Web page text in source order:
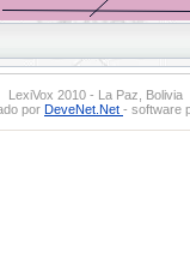
LexiVox 2010 - La Paz, Bolivia
por DeveNet.Net - software